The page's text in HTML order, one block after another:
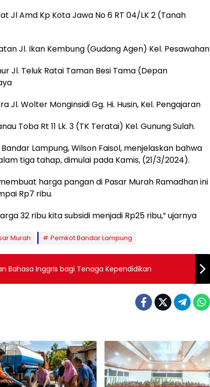
Jl Amd Kp Kota Jawa No 6 RT 04/LK 2 (Tanah
Jl. Ikan Kembung (Gudang Agen) Kel. Pesawahan
Jl. Teluk Ratai Taman Besi Tama (Depan
Jl. Wolter Monginsidi Gg. Hi. Husin, Kel. Pengajaran
Toba Rt 11 Lk. 3 (TK Teratai) Kel. Gunung Sulah.
Lampung, Wilson Faisol, menjelaskan bahwa
tiga tahap, dimulai pada Kamis, (21/3/2024).
harga pangan di Pasar Murah Ramadhan ini
Rp7 ribu.
32 ribu kita subsidi menjadi Rp25 ribu,” ujarnya
Murah Pemkot Bandar Lampung
Bahasa Inggris bagi Tenaga Kependidikan